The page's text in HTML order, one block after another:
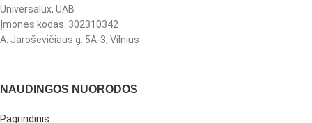
Universalux, UAB
Įmonės kodas: 302310342
A. Jaroševičiaus g. 5A-3, Vilnius
NAUDINGOS NUORODOS
Pagrindinis